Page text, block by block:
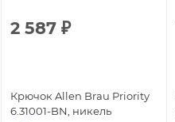
2 587 ₽
Крючок Allen Brau Priority
6.31001-BN, никель